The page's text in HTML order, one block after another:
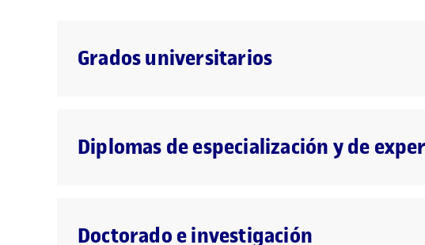
Grados universitarios
Diplomas de especialización y de
Doctorado e investigación